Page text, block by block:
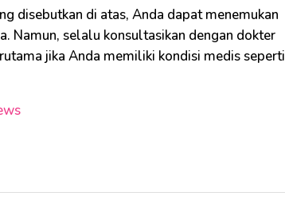
disebutkan di atas, Anda dapat menemukan
Namun, selalu konsultasikan dengan dokter
jika Anda memiliki kondisi medis seperti